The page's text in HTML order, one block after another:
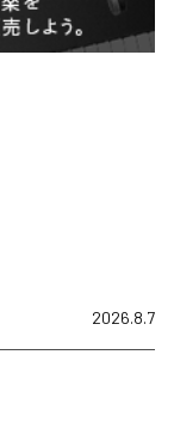
2026.8.7